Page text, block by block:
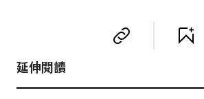
延伸閱讀